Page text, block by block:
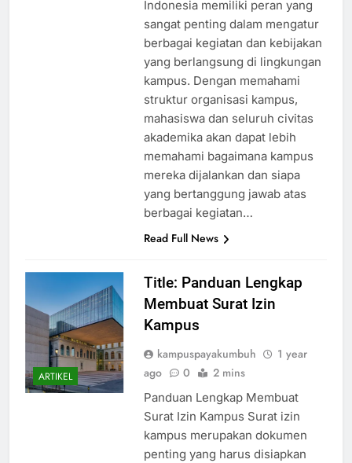
Indonesia memiliki peran yang
sangat penting dalam mengatur
berbagai kegiatan dan kebijakan
yang berlangsung di lingkungan
kampus. Dengan memahami
struktur organisasi kampus,
mahasiswa dan seluruh civitas
akademika akan dapat lebih
memahami bagaimana kampus
mereka dijalankan dan siapa
yang bertanggung jawab atas
berbagai kegiatan…
Read Full News
ARTIKEL
Title: Panduan Lengkap
Membuat Surat Izin
Kampus
kampuspayakumbuh
1 year
ago
0 2 mins
Panduan Lengkap Membuat
Surat Izin Kampus Surat izin
kampus merupakan dokumen
penting yang harus disiapkan